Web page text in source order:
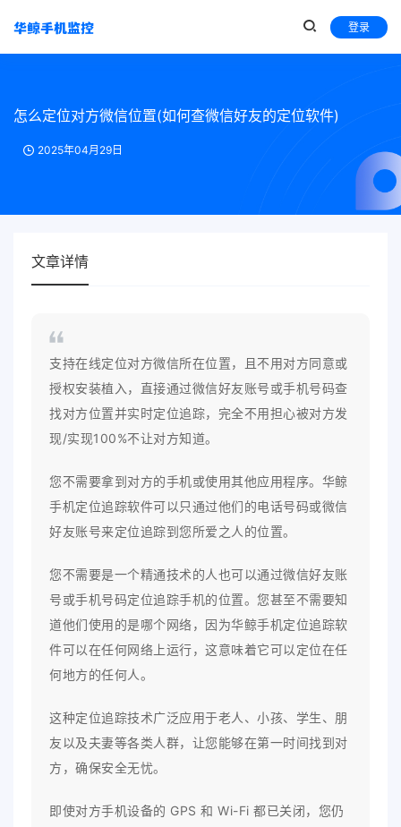
登录
怎么定位对方微信位置(如何查微信好友的定位软件)
2025年04月29日
文章详情
支持在线定位对方微信所在位置，且不用对方同意或
授权安装植入，直接通过微信好友账号或手机号码查
找对方位置并实时定位追踪，完全不用担心被对方发
现/实现100%不让对方知道。
您不需要拿到对方的手机或使用其他应用程序。华鲸
手机定位追踪软件可以只通过他们的电话号码或微信
好友账号来定位追踪到您所爱之人的位置。
您不需要是一个精通技术的人也可以通过微信好友账
号或手机号码定位追踪手机的位置。您甚至不需要知
道他们使用的是哪个网络，因为华鲸手机定位追踪软
件可以在任何网络上运行，这意味着它可以定位在任
何地方的任何人。
这种定位追踪技术广泛应用于老人、小孩、学生、朋
友以及夫妻等各类人群，让您能够在第一时间找到对
方，确保安全无忧。
即使对方手机设备的 GPS 和 Wi-Fi 都已关闭，您仍